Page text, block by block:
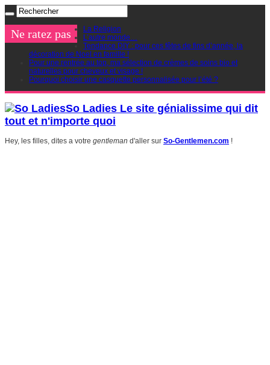
Ne ratez pas
La Religion
L’autre monde…
Tendance DIY : pour ces fêtes de fins d’année, la
décoration de Noel en famille !
Pour une rentrée au top, ma sélection de crèmes de soins bio et
naturelles pour cheveux et visage !
Pourquoi choisir une casquette personnalisée pour l’été ?
So Ladies Le site génialissime qui dit
tout et n'importe quoi
Hey, les filles, dites a votre gentleman d'aller sur So-Gentlemen.com !